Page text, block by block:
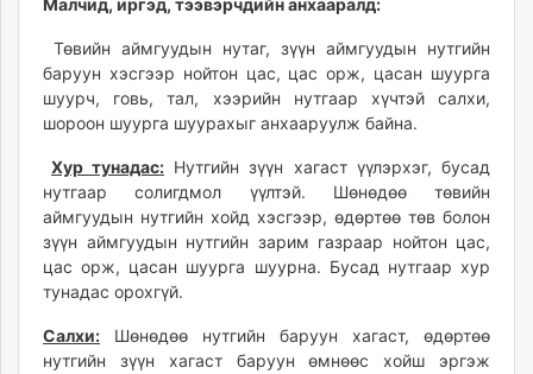
itoim.mn
tumen.mn
shuum.mn
times.mn
tvmongolia.mn
mass.mn
unegui.mn
assa.mn
toim.mn
tac.mn
unread.today
Малчид, иргэд, тээвэрчдийн анхааралд:
Төвийн аймгуудын нутаг, зүүн аймгуудын нутгийн
баруун хэсгээр нойтон цас, цас орж, цасан шуурга
шуурч, говь, тал, хээрийн нутгаар хүчтэй салхи,
шороон шуурга шуурахыг анхааруулж байна.
Хур тунадас: Нутгийн зүүн хагаст үүлэрхэг, бусад
нутгаар солигдмол үүлтэй. Шөнөдөө төвийн
аймгуудын нутгийн хойд хэсгээр, өдөртөө төв болон
зүүн аймгуудын нутгийн зарим газраар нойтон цас,
цас орж, цасан шуурга шуурна. Бусад нутгаар хур
тунадас орохгүй.
Салхи: Шөнөдөө нутгийн баруун хагаст, өдөртөө
нутгийн зүүн хагаст баруун өмнөөс хойш эргэж